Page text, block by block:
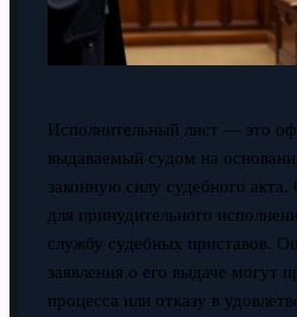
Исполнительный лист — это
выдаваемый судом на
законную силу судебного
для принудительного
службу судебных приставов.
заявления о его выдаче могут
процесса или отказу в